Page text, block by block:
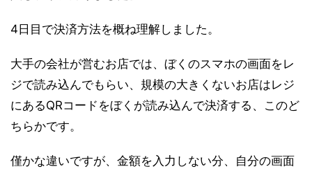
4日目で決済方法を概ね理解しました。
大手の会社が営むお店では、ぼくのスマホの画面をレ
ジで読み込んでもらい、規模の大きくないお店はレジ
にあるQRコードをぼくが読み込んで決済する、このど
ちらかです。
僅かな違いですが、金額を入力しない分、自分の画面